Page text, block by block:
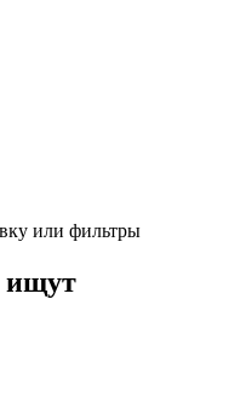
или фильтры
ищут